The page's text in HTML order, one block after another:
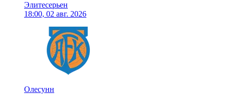
Элитесерьен
18:00, 02 авг. 2026
Олесунн